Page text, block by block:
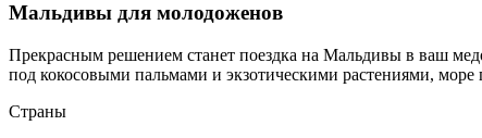
Мальдивы для молодоженов
Прекрасным решением станет поездка на Мальдивы в ваш
под кокосовыми пальмами и экзотическими растениями,
Страны